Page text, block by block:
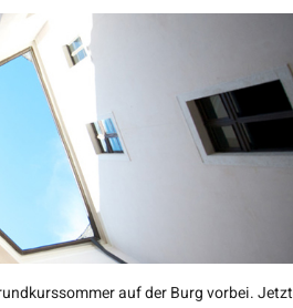
auf der Burg vorbei. Jetzt